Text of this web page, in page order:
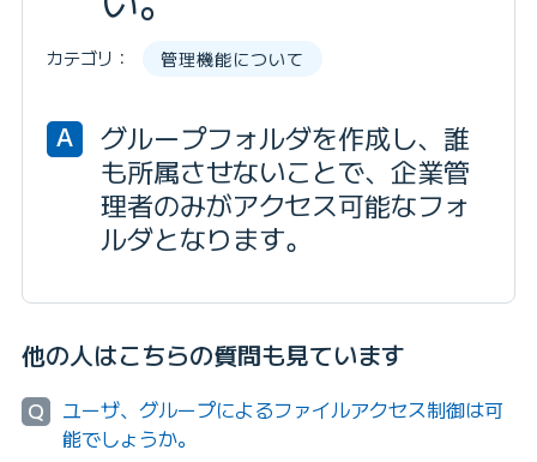
カテゴリ： 管理機能について
A
グループフォルダを作成し、誰
も所属させないことで、企業管
理者のみがアクセス可能なフォ
ルダとなります。
他の人はこちらの質問も見ています
Q
ユーザ、グループによるファイルアクセス制御は可
能でしょうか。